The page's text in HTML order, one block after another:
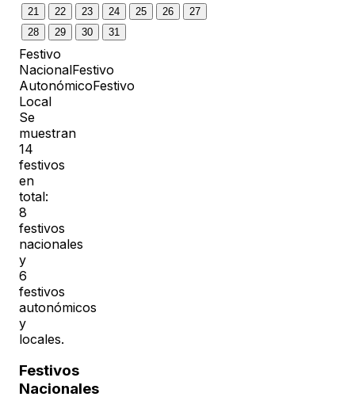
21
22 23 24 25 26
27
28
29 30 31
Festivo
NacionalFestivo
AutonómicoFestivo
Local
Se
muestran
14
festivos
en
total:
8
festivos
nacionales
y
6
festivos
autonómicos
y
locales.
Festivos
Nacionales